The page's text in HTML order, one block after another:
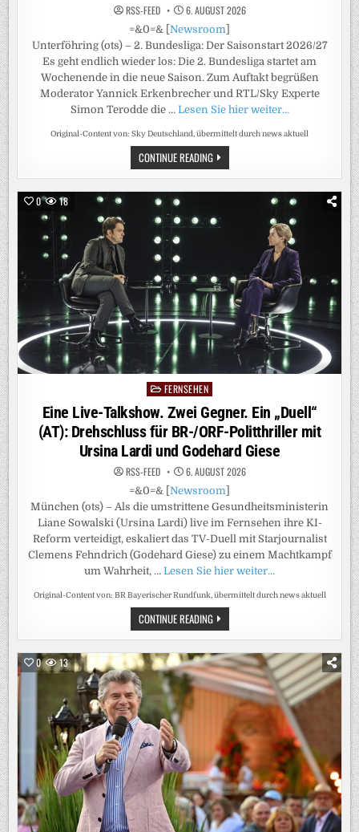
RSS-FEED 6. AUGUST 2026
=&0=& [Newsroom]
Unterföhring (ots) – 2. Bundesliga: Der Saisonstart 2026/27
Es geht endlich wieder los: Die 2. Bundesliga startet am
Wochenende in die neue Saison. Zum Auftakt begrüßen
Moderator Yannick Erkenbrecher und RTL/Sky Experte
Simon Terodde die … Lesen Sie hier weiter…
Original-Content von: Sky Deutschland, übermittelt durch news aktuell
CONTINUE READINGDIE
HIGHLIGHTS
DER
SPORT
MIT
SAISONAUFTAKT
BUNDESLIGA,
MOTOGP
IN
SILVERSTONE,
DER
FORTSETZUNG
DES
TESTSPIELSOMMERS
UND
„TRANSFER
UPDATE:
DIE
SHOW“
AB
SOFORT
AUCH
BEI
NITRO
0 18
PostedFERNSEHEN
Eine Live-Talkshow. Zwei Gegner. Ein „Duell“
(AT): Drehschluss für BR-/ORF-Politthriller mit
Ursina Lardi und Godehard Giese
RSS-FEED 6. AUGUST 2026
=&0=& [Newsroom]
München (ots) – Als die umstrittene Gesundheitsministerin
Liane Sowalski (Ursina Lardi) live im Fernsehen ihre KI-
Reform verteidigt, eskaliert das TV-Duell mit Starjournalist
Clemens Fehndrich (Godehard Giese) zu einem Machtkampf
um Wahrheit, … Lesen Sie hier weiter…
Original-Content von: BR Bayerischer Rundfunk, übermittelt durch news aktuell
CONTINUE READINGEINE
LIVE-
TALKSHOW.
GEGNER.
EIN
„DUELL“
(AT):
DREHSCHLUSS
BR-/ORF-
POLITTHRILLER
MIT
URSINA
LARDI
UND
GODEHARD
GIESE
0 13